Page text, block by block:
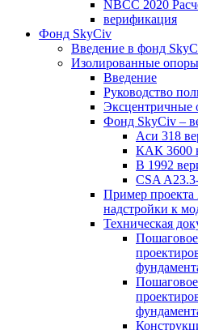
NBCC 2020
верификация
Фонд SkyCiv
Введение в фонд
Изолированные опоры
Введение
Руководство
Эксцентричные
Фонд SkyCiv –
Аси 318
КАК 3600
В 1992
CSA
Пример проекта
надстройки к
Техническая